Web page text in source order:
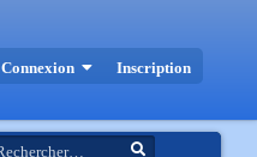
Connexion Inscription